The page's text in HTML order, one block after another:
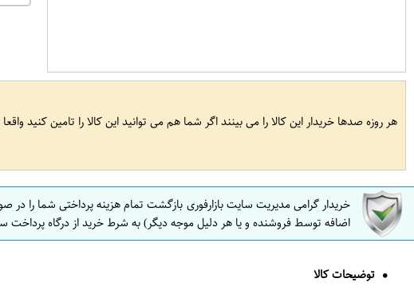
هر روزه صدها خریدار این کالا را می بینند اگر شما هم می توانید این کالا را تامین کنید
خریدار گرامی مدیریت سایت بازارفوری بازگشت تمام هزینه پرداختی شما را
اضافه توسط فروشنده و یا هر دلیل موجه دیگر) به شرط خرید از درگاه
توضیحات کالا